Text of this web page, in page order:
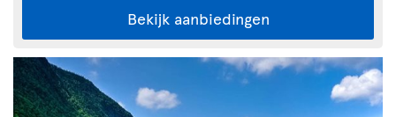
Bekijk aanbiedingen